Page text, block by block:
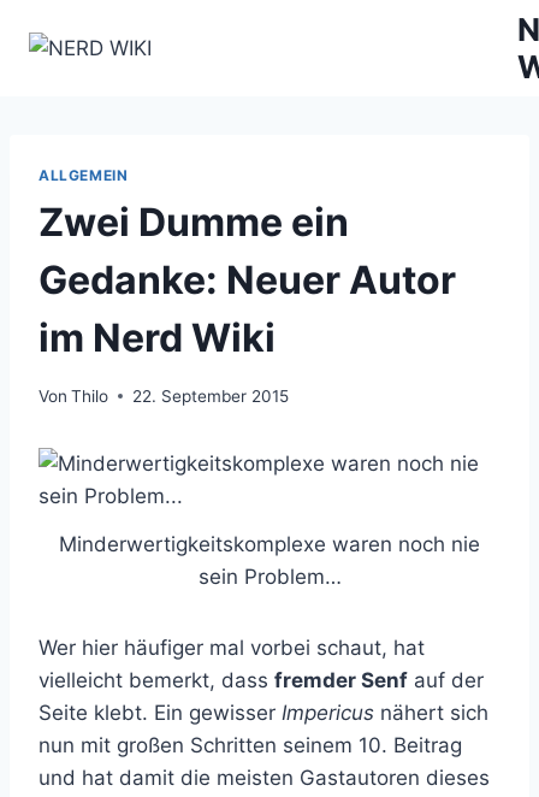
Inhalt
ALLGEMEIN
Zwei Dumme ein
Gedanke: Neuer Autor
im Nerd Wiki
Von Thilo 22. September 2015
Minderwertigkeitskomplexe waren noch nie
sein Problem…
Wer hier häufiger mal vorbei schaut, hat
vielleicht bemerkt, dass fremder Senf auf der
Seite klebt. Ein gewisser Impericus nähert sich
nun mit großen Schritten seinem 10. Beitrag
und hat damit die meisten Gastautoren dieses